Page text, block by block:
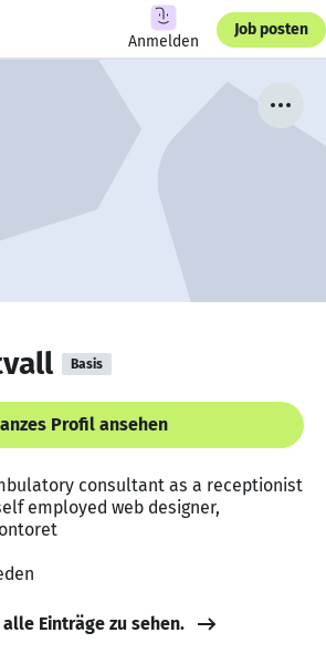
Anmelden
Job posten
Basis
Profil ansehen
consultant as a receptionist
employed web designer,
Einträge zu sehen.